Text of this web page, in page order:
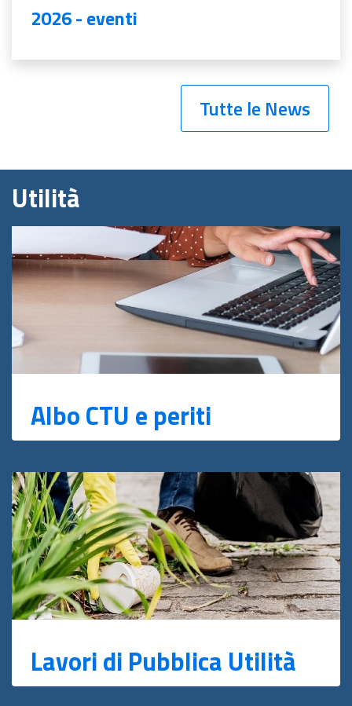
2026 - eventi
Tutte le News
Utilità
Albo CTU e periti
Lavori di Pubblica Utilità